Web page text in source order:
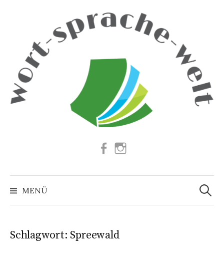
Facebook
MENÜ
Suchen
nach:
Schlagwort: Spreewald